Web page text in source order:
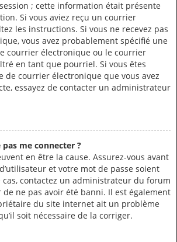
; cette information était présente
Si vous aviez reçu un courrier
les instructions. Si vous ne recevez pas
vous avez probablement spécifié une
courrier électronique ou le courrier
en tant que pourriel. Si vous êtes
de courrier électronique que vous avez
essayez de contacter un administrateur
me connecter ?
en être la cause. Assurez-vous avant
et votre mot de passe soient
cas, contactez un administrateur du forum
de ne pas avoir été banni. Il est également
du site internet ait un problème
soit nécessaire de la corriger.